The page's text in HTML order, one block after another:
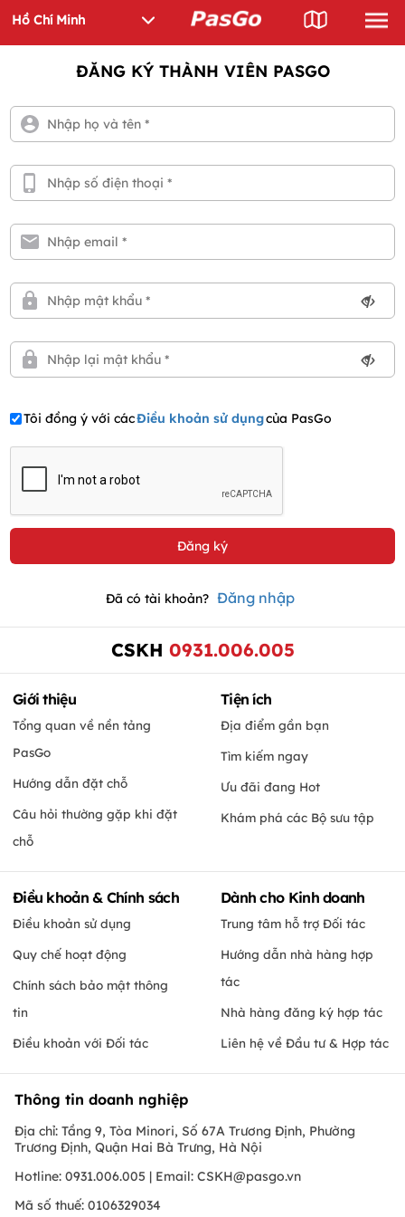
ĐĂNG KÝ THÀNH VIÊN PASGO
Tôi đồng ý với cácĐiều khoản sử dụngcủa PasGo
Đã có tài khoản? Đăng nhập
CSKH 0931.006.005
Giới thiệu
Tổng quan về nền tảng
PasGo
Hướng dẫn đặt chỗ
Câu hỏi thường gặp khi đặt
chỗ
Tiện ích
Địa điểm gần bạn
Tìm kiếm ngay
Ưu đãi đang Hot
Khám phá các Bộ sưu tập
Điều khoản & Chính sách
Điều khoản sử dụng
Quy chế hoạt động
Chính sách bảo mật thông
tin
Điều khoản với Đối tác
Dành cho Kinh doanh
Trung tâm hỗ trợ Đối tác
Hướng dẫn nhà hàng hợp
tác
Nhà hàng đăng ký hợp tác
Liên hệ về Đầu tư & Hợp tác
Thông tin doanh nghiệp
Địa chỉ: Tầng 9, Tòa Minori, Số 67A Trương Định, Phường
Trương Định, Quận Hai Bà Trưng, Hà Nội
Hotline: 0931.006.005 | Email: CSKH@pasgo.vn
Mã số thuế: 0106329034